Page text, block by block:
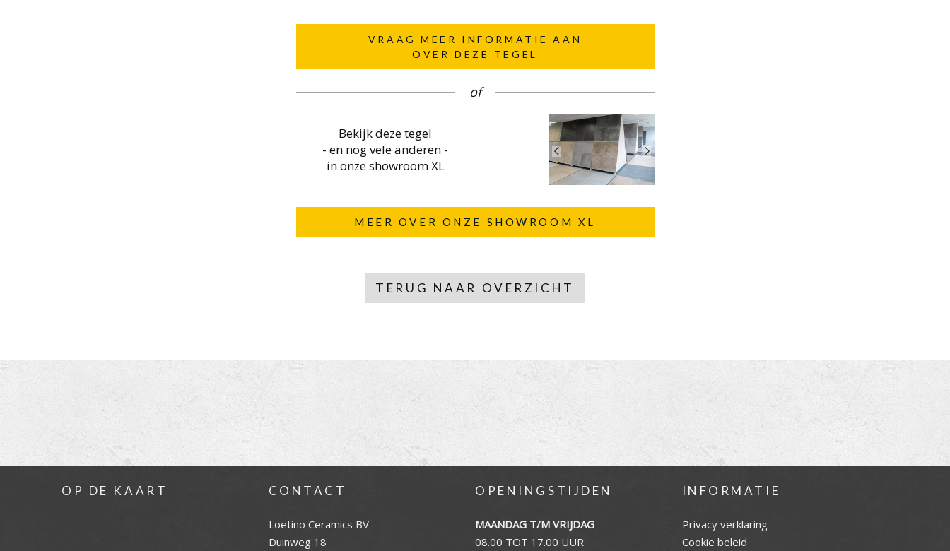
VRAAG MEER INFORMATIE AAN
OVER DEZE TEGEL
of
Bekijk deze tegel
- en nog vele anderen -
in onze showroom XL
MEER OVER ONZE SHOWROOM XL
TERUG NAAR OVERZICHT
OP DE KAART CONTACT
Loetino Ceramics BV
Duinweg 18
OPENINGSTIJDEN
MAANDAG T/M VRIJDAG
08.00 TOT 17.00 UUR
INFORMATIE
Privacy verklaring
Cookie beleid